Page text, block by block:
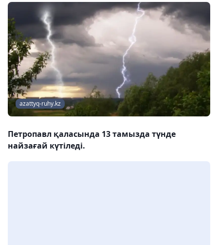
azattyq-ruhy.kz
Петропавл қаласында 13 тамызда түнде
найзағай күтіледі.